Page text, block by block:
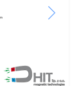
Next